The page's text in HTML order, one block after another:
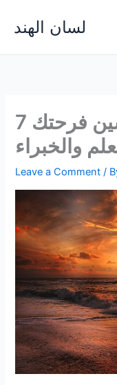
content
لسان الهند
7 طرق صغيرة لتحسين فرحتك
والخبراء
Leave a Comment /